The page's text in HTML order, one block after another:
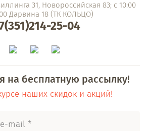
31, Новороссийская 83; с 10:00
Дарвина 18 (ТК КОЛЬЦО)
25-04
на бесплатную рассылку!
наших скидок и акций!